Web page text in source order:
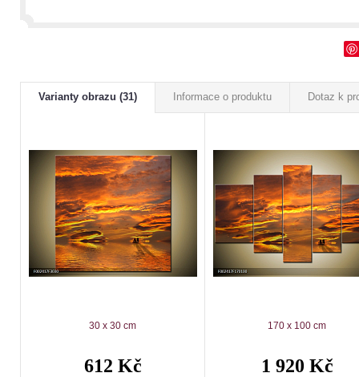
Varianty obrazu (31) Informace o produktu Dotaz k
30 x 30 cm
612 Kč
170 x 100 cm
1 920 Kč